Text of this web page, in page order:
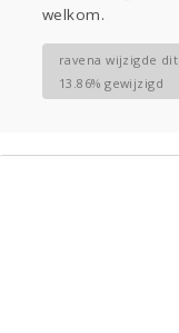
welkom.
ravena wijzigde
13.86% gewijzigd